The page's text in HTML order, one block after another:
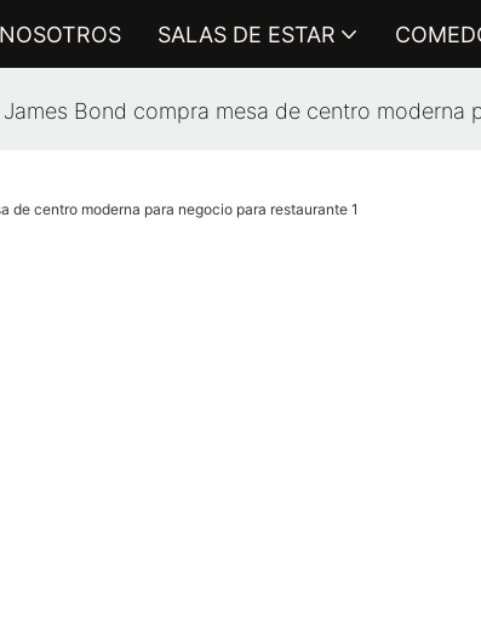
SALAS DE ESTAR
Bond compra mesa de centro moderna